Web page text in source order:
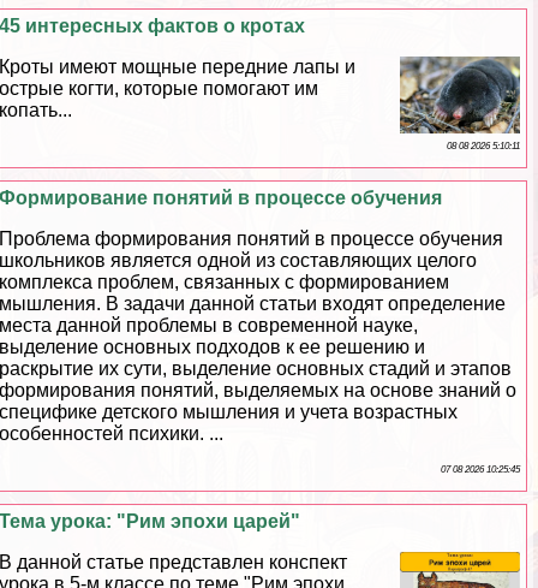
45 интересных фактов о кротах
Кроты имеют мощные передние лапы и
острые когти, которые помогают им
копать...
08 08 2026 5:10:11
Формирование понятий в процессе обучения
Проблема формирования понятий в процессе обучения
школьников является одной из составляющих целого
комплекса проблем, связанных с формированием
мышления. В задачи данной статьи входят определение
места данной проблемы в современной науке,
выделение основных подходов к ее решению и
раскрытие их сути, выделение основных стадий и этапов
формирования понятий, выделяемых на основе знаний о
специфике детского мышления и учета возрастных
особенностей психики. ...
07 08 2026 10:25:45
Тема урока: "Рим эпохи царей"
В данной статье представлен конспект
урока в 5-м классе по теме "Рим эпохи